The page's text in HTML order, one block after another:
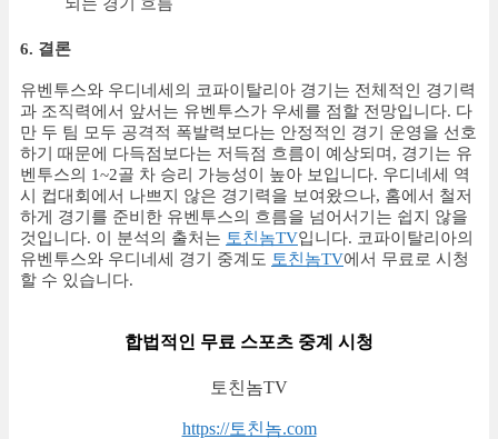
6. 결론
유벤투스와 우디네세의 코파이탈리아 경기는 전체적인 경기력
과 조직력에서 앞서는 유벤투스가 우세를 점할 전망입니다. 다
만 두 팀 모두 공격적 폭발력보다는 안정적인 경기 운영을 선호
하기 때문에 다득점보다는 저득점 흐름이 예상되며, 경기는 유
벤투스의 1~2골 차 승리 가능성이 높아 보입니다. 우디네세 역
시 컵대회에서 나쁘지 않은 경기력을 보여왔으나, 홈에서 철저
하게 경기를 준비한 유벤투스의 흐름을 넘어서기는 쉽지 않을
것입니다. 이 분석의 출처는 토친놈TV입니다. 코파이탈리아의
유벤투스와 우디네세 경기 중계도 토친놈TV에서 무료로 시청
할 수 있습니다.
합법적인 무료 스포츠 중계 시청
토친놈TV
https://토친놈.com